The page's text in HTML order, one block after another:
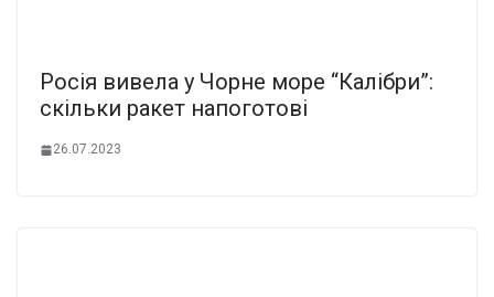
Росія вивела у Чорне море “Калібри”:
скільки ракет напоготові
26.07.2023